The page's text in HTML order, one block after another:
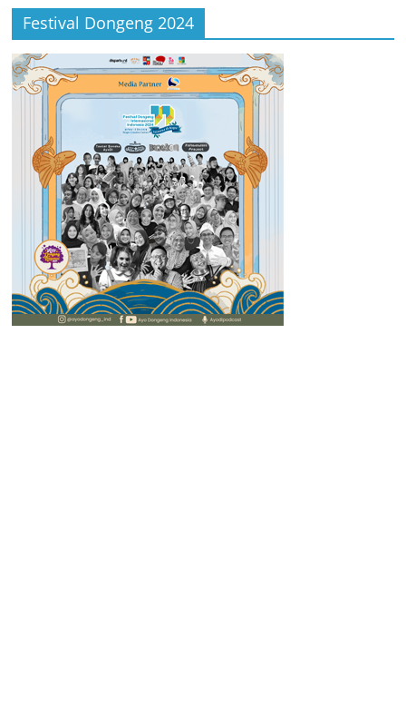
Festival Dongeng 2024